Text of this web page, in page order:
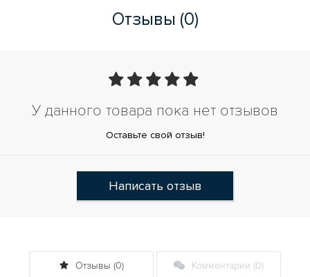
Отзывы (0)
У данного товара пока нет отзывов
Оставьте свой отзыв!
Написать отзыв
Отзывы (0) Комментарии (0)